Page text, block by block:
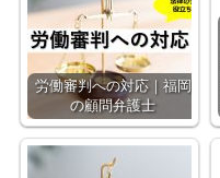
労働審判への対応｜福岡
の顧問弁護士